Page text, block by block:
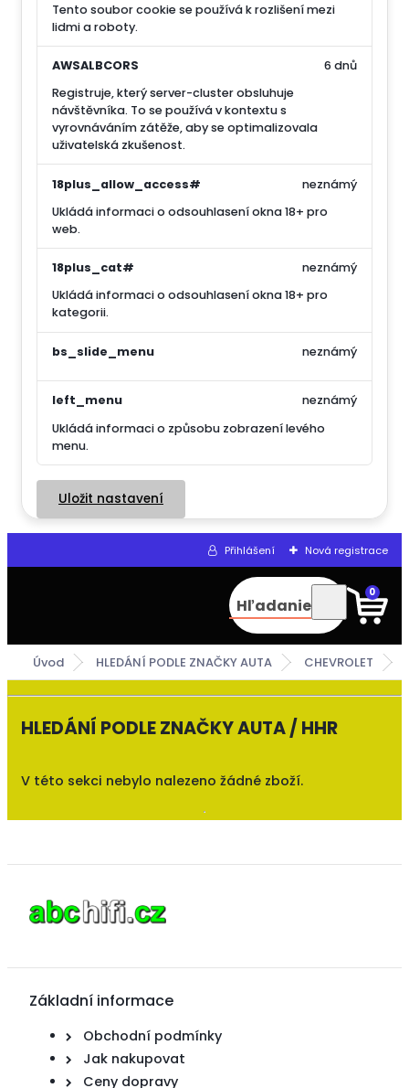
Tento soubor cookie se používá k rozlišení mezi
lidmi a roboty.
AWSALBCORS
Registruje, který server-cluster obsluhuje
návštěvníka. To se používá v kontextu s
vyrovnáváním zátěže, aby se optimalizovala
uživatelská zkušenost.
6 dnů
18plus_allow_access#
Ukládá informaci o odsouhlasení okna 18+ pro
web.
neznámý
18plus_cat#
Ukládá informaci o odsouhlasení okna 18+ pro
kategorii.
neznámý
bs_slide_menu neznámý
left_menu
Ukládá informaci o způsobu zobrazení levého
menu.
neznámý
Uložit nastavení
Přihlášení Nová registrace
Hľadanie
0
Úvod HLEDÁNÍ PODLE ZNAČKY AUTA CHEVROLET
HLEDÁNÍ PODLE ZNAČKY AUTA / HHR
V této sekci nebylo nalezeno žádné zboží.
Základní informace
Obchodní podmínky
Jak nakupovat
Ceny dopravy